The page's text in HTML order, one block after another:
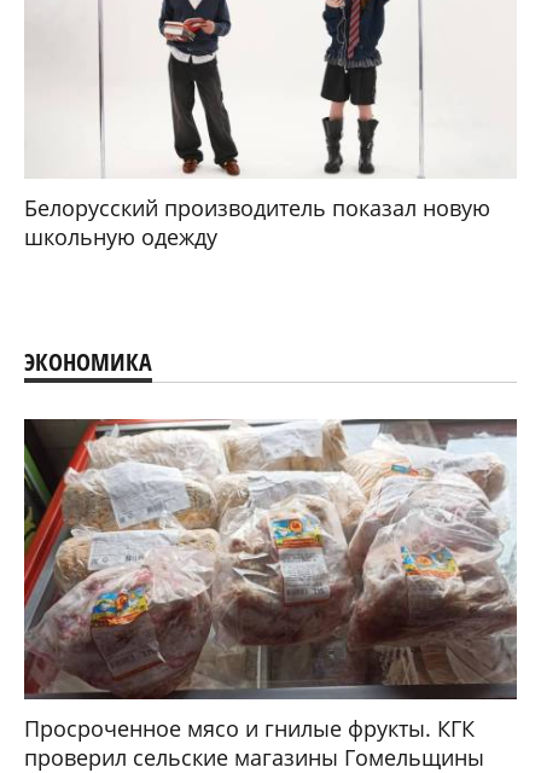
Белорусский производитель показал новую
школьную одежду
ЭКОНОМИКА
Просроченное мясо и гнилые фрукты. КГК
проверил сельские магазины Гомельщины